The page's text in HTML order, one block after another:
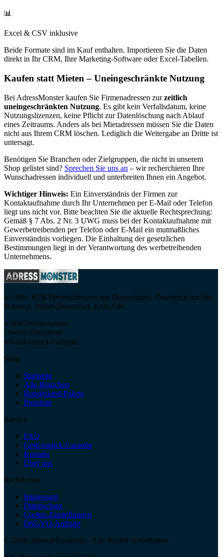
📊
Excel & CSV inklusive
Beide Formate sind im Kauf enthalten. Importieren Sie die Daten
direkt in Ihr CRM, Ihre Marketing-Software oder Excel-Tabellen.
Kaufen statt Mieten – Uneingeschränkte Nutzung
Bei AdressMonster kaufen Sie Firmenadressen zur zeitlich
uneingeschränkten Nutzung. Es gibt kein Verfallsdatum, keine
Nutzungslizenzen, keine Pflicht zur Datenlöschung nach Ablauf
eines Zeitraums. Anders als bei Mietadressen müssen Sie die Daten
nicht aus Ihrem CRM löschen. Lediglich die Weitergabe an Dritte ist
untersagt.
Benötigen Sie Branchen oder Zielgruppen, die nicht in unserem
Shop gelistet sind? Sprechen Sie uns an – wir recherchieren Ihre
Wunschadressen individuell und unterbreiten Ihnen ein Angebot.
Wichtiger Hinweis: Ein Einverständnis der Firmen zur
Kontaktaufnahme durch Ihr Unternehmen per E-Mail oder Telefon
liegt uns nicht vor. Bitte beachten Sie die aktuelle Rechtsprechung:
Gemäß § 7 Abs. 2 Nr. 3 UWG muss bei der Kontaktaufnahme mit
Gewerbetreibenden per Telefon oder E-Mail ein mutmaßliches
Einverständnis vorliegen. Die Einhaltung der gesetzlichen
Bestimmungen liegt in der Verantwortung des werbetreibenden
Unternehmens.
4+ Mio. B2B-Firmenadressen aus Deutschland, Österreich und der
Schweiz. Sofort-Download. Kein Abo.
✓ DSGVO-konform
↓Sofort-Download
↩Geld-zurück-Garantie
Shop
Startseite
Alle Branchen
Bundesland-Pakete
Preisliste
Service
FAQ
Geld-zurück-Garantie
Kontakt
Über uns
Rechtliches
Impressum
Datenschutz
Cookie-Einstellungen
DSGVO-Anfrage
© 2026 AdressMonster.de · Alle Rechte vorbehalten.